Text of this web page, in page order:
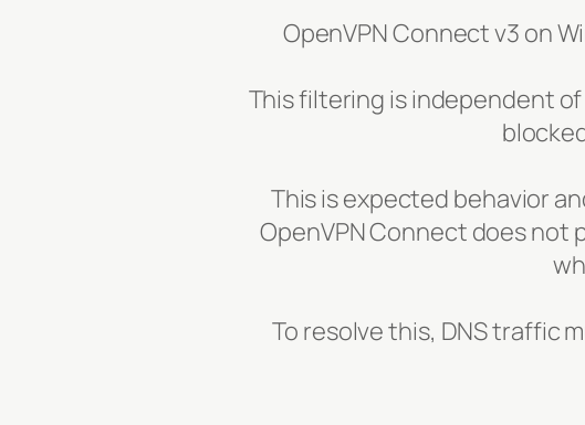
OpenVPN Connect v3 on
This filtering is independent
This is expected behavior
OpenVPN Connect does not
To resolve this, DNS traffic